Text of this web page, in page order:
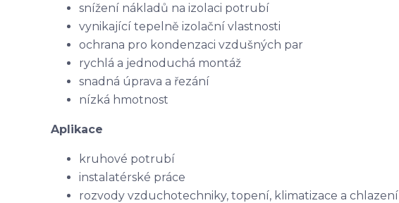
snížení nákladů na izolaci potrubí
vynikající tepelně izolační vlastnosti
ochrana pro kondenzaci vzdušných par
rychlá a jednoduchá montáž
snadná úprava a řezání
nízká hmotnost
Aplikace
kruhové potrubí
instalatérské práce
rozvody vzduchotechniky, topení, klimatizace a chlazení